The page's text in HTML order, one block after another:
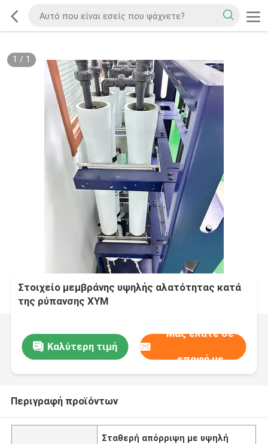
1 / 1
Στοιχείο μεμβράνης υψηλής αλατότητας κατά
της ρύπανσης XYM
Καλύτερη τιμή
Μας ελάτε σε
επαφή με
Περιγραφή προϊόντων
Σταθερή απόρριψη με υψηλή